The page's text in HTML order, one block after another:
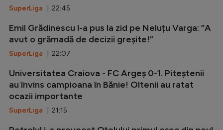
SuperLiga | 22:45
Emil Grădinescu l-a pus la zid pe Neluțu Varga: ”A
avut o grămadă de decizii greșite!”
SuperLiga | 22:07
Universitatea Craiova - FC Argeș 0-1. Piteștenii
au învins campioana în Bănie! Oltenii au ratat
ocazii importante
SuperLiga | 21:15